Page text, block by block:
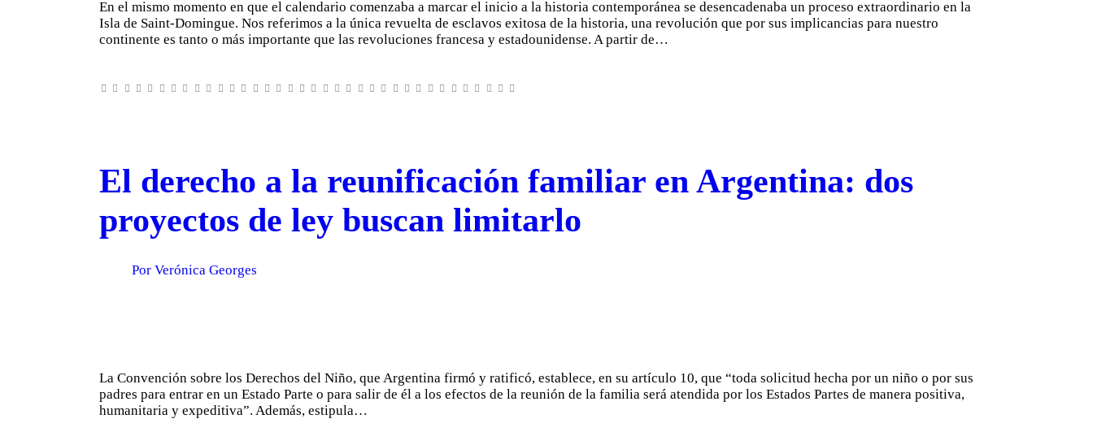
En el mismo momento en que el calendario comenzaba a marcar el inicio a la historia contemporánea se desencadenaba un proceso extraordinario en la
Isla de Saint-Domingue. Nos referimos a la única revuelta de esclavos exitosa de la historia, una revolución que por sus implicancias para nuestro
continente es tanto o más importante que las revoluciones francesa y estadounidense. A partir de…
El derecho a la reunificación familiar en Argentina: dos
proyectos de ley buscan limitarlo
Por Verónica Georges
La Convención sobre los Derechos del Niño, que Argentina firmó y ratificó, establece, en su artículo 10, que “toda solicitud hecha por un niño o por sus
padres para entrar en un Estado Parte o para salir de él a los efectos de la reunión de la familia será atendida por los Estados Partes de manera positiva,
humanitaria y expeditiva”. Además, estipula…